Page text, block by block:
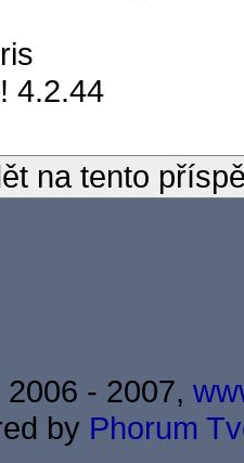
4.2.44
na tento
- 2007,
by Phorum